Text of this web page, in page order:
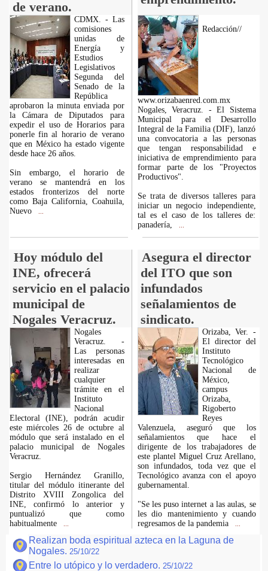
de verano.
CDMX. - Las
comisiones
unidas de
Energía y
Estudios
Legislativos
Segunda del
Senado de la
República
aprobaron la minuta enviada por
la Cámara de Diputados para
expedir el uso de Horarios para
ponerle fin al horario de verano
que en México ha estado vigente
desde hace 26 años.
Sin embargo, el horario de
verano se mantendrá en los
estados fronterizos del norte
como Baja California, Coahuila,
Nuevo
Redacción//
www.orizabaenred.com.mx
Nogales, Veracruz. - El Sistema
Municipal para el Desarrollo
Integral de la Familia (DIF), lanzó
una convocatoria a las personas
que tengan responsabilidad e
iniciativa de emprendimiento para
formar parte de los "Proyectos
Productivos".
Se trata de diversos talleres para
iniciar un negocio independiente,
tal es el caso de los talleres de:
panadería,
Hoy módulo del
INE, ofrecerá
servicio en el palacio
municipal de
Nogales Veracruz.
Asegura el director
del ITO que son
infundados
señalamientos de
sindicato.
Nogales
Veracruz. -
Las personas
interesadas en
realizar
cualquier
trámite en el
Instituto
Nacional
Electoral (INE), podrán acudir
este miércoles 26 de octubre al
módulo que será instalado en el
palacio municipal de Nogales
Veracruz.
Sergio Hernández Granillo,
titular del módulo itinerante del
Distrito XVIII Zongolica del
INE, confirmó lo anterior y
puntualizó que como
habitualmente
Orizaba, Ver. -
El director del
Instituto
Tecnológico
Nacional de
México,
campus
Orizaba,
Rigoberto
Reyes
Valenzuela, aseguró que los
señalamientos que hace el
dirigente de los trabajadores de
este plantel Miguel Cruz Arellano,
son infundados, toda vez que el
Tecnológico avanza con el apoyo
gubernamental.
"Se les puso internet a las aulas, se
les dio mantenimiento y cuando
regresamos de la pandemia
Realizan boda espiritual azteca en la Laguna de
Nogales. 25/10/22
Entre lo utópico y lo verdadero. 25/10/22